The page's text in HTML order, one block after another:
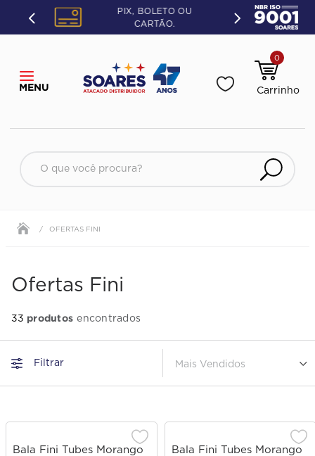
PIX, BOLETO OU
CARTÃO.
0
O que você procura?
OFERTAS FINI
Ofertas Fini
33 produtos
Filtrar Mais Vendidos
Bala Fini Tubes Morango
Bala Fini Tubes Morango